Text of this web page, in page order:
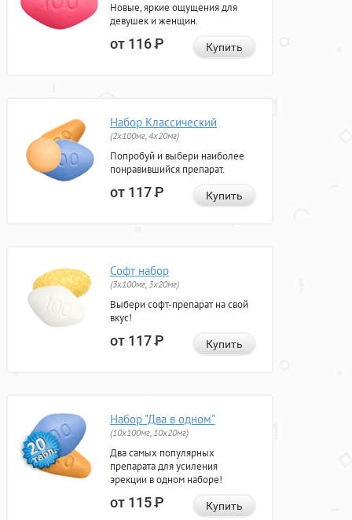
Новые, яркие ощущения для
девушек и женщин.
от 116Р Купить
Набор Классический
(2x100мг, 4x20мг)
Попробуй и выбери наиболее
понравившийся препарат.
от 117Р Купить
Софт набор
(3x100мг, 3x20мг)
Выбери софт-препарат на свой
вкус!
от 117Р Купить
Набор "Два в одном"
(10x100мг, 10x20мг)
Два самых популярных
препарата для усиления
эрекции в одном наборе!
от 115Р Купить